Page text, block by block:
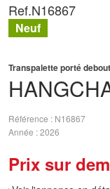
Transpalette porté debout
Référence
N16867
Année 2026
Prix sur
Ref.N16867
Neuf